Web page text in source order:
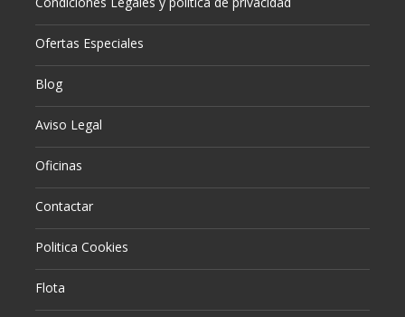
Ofertas Especiales
Blog
Aviso Legal
Oficinas
Contactar
Politica Cookies
Flota